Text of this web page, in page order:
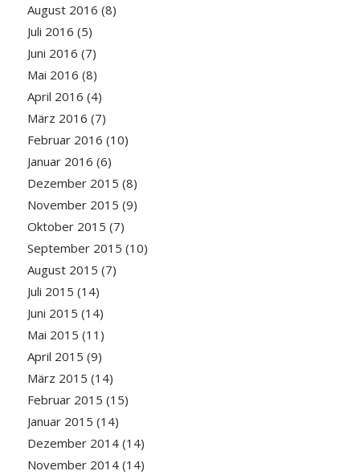
August 2016 (8)
Juli 2016 (5)
Juni 2016 (7)
Mai 2016 (8)
April 2016 (4)
März 2016 (7)
Februar 2016 (10)
Januar 2016 (6)
Dezember 2015 (8)
November 2015 (9)
Oktober 2015 (7)
September 2015 (10)
August 2015 (7)
Juli 2015 (14)
Juni 2015 (14)
Mai 2015 (11)
April 2015 (9)
März 2015 (14)
Februar 2015 (15)
Januar 2015 (14)
Dezember 2014(14)
November 2014(14)